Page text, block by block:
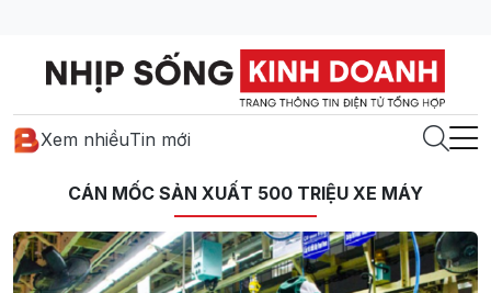
Xem nhiềuTin mới
CÁN MỐC SẢN XUẤT 500 TRIỆU XE MÁY